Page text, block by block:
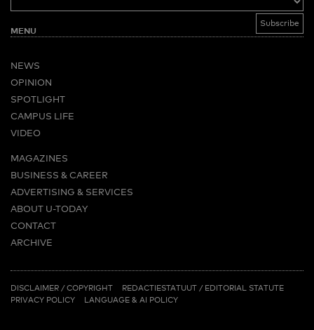
MENU
NEWS
OPINION
SPOTLIGHT
CAMPUS LIFE
VIDEO
MAGAZINES
BUSINESS & CAREER
ADVERTISING & SERVICES
ABOUT U-TODAY
CONTACT
ARCHIVE
LINKS
DISCLAIMER / COPYRIGHT REDACTIESTATUUT (PDF)
/ EDITORIAL STATUTE(PDF)
PRIVACY POLICY
LANGUAGE & AI POLICY